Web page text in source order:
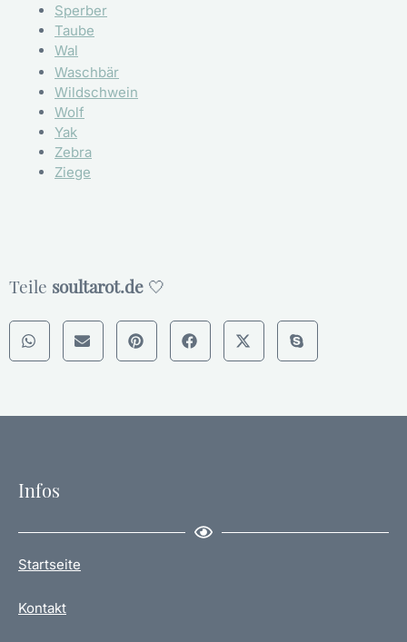
Sperber
Taube
Wal
Waschbär
Wildschwein
Wolf
Yak
Zebra
Ziege
Teile soultarot.de 🤍
Infos
Startseite
Kontakt